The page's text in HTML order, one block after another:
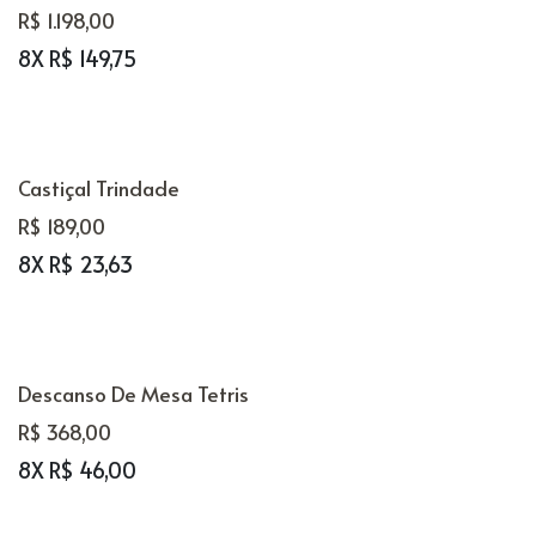
R$ 1.198,00
8X R$ 149,75
Castiçal Trindade
R$ 189,00
8X R$ 23,63
Descanso De Mesa Tetris
R$ 368,00
8X R$ 46,00